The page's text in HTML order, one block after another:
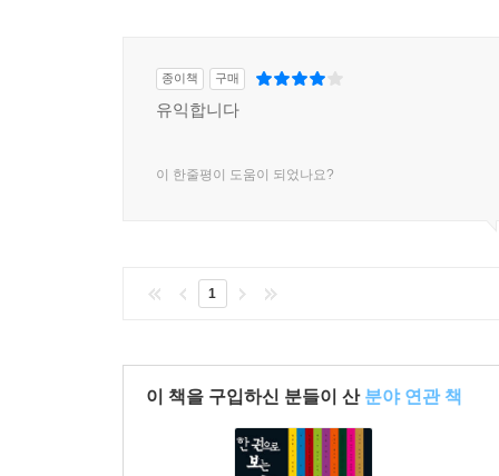
종이책 구매
유익합니다
이 한줄평이 도움이 되었나요?
1
이 책을 구입하신 분들이 산 분야 연관 책